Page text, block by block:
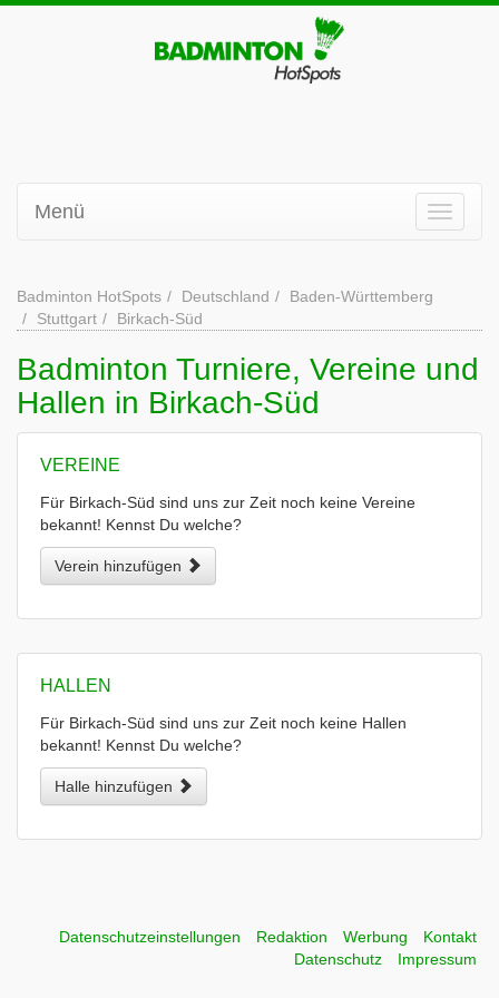
Menü
Badminton HotSpots Deutschland
Baden-Württemberg
Stuttgart
Birkach-Süd
Badminton Turniere, Vereine und
Hallen in Birkach-Süd
VEREINE
Für Birkach-Süd sind uns zur Zeit noch keine Vereine
bekannt! Kennst Du welche?
Verein hinzufügen
HALLEN
Für Birkach-Süd sind uns zur Zeit noch keine Hallen
bekannt! Kennst Du welche?
Halle hinzufügen
Datenschutzeinstellungen Redaktion Werbung
Kontakt
Datenschutz
Impressum